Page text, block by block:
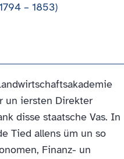
– 1853)
un iersten Direkter
disse staatsche Vas. In
Tied allens üm un so
Finanz- un